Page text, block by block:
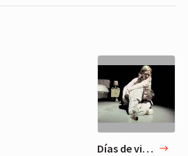
Días de vino y rosas